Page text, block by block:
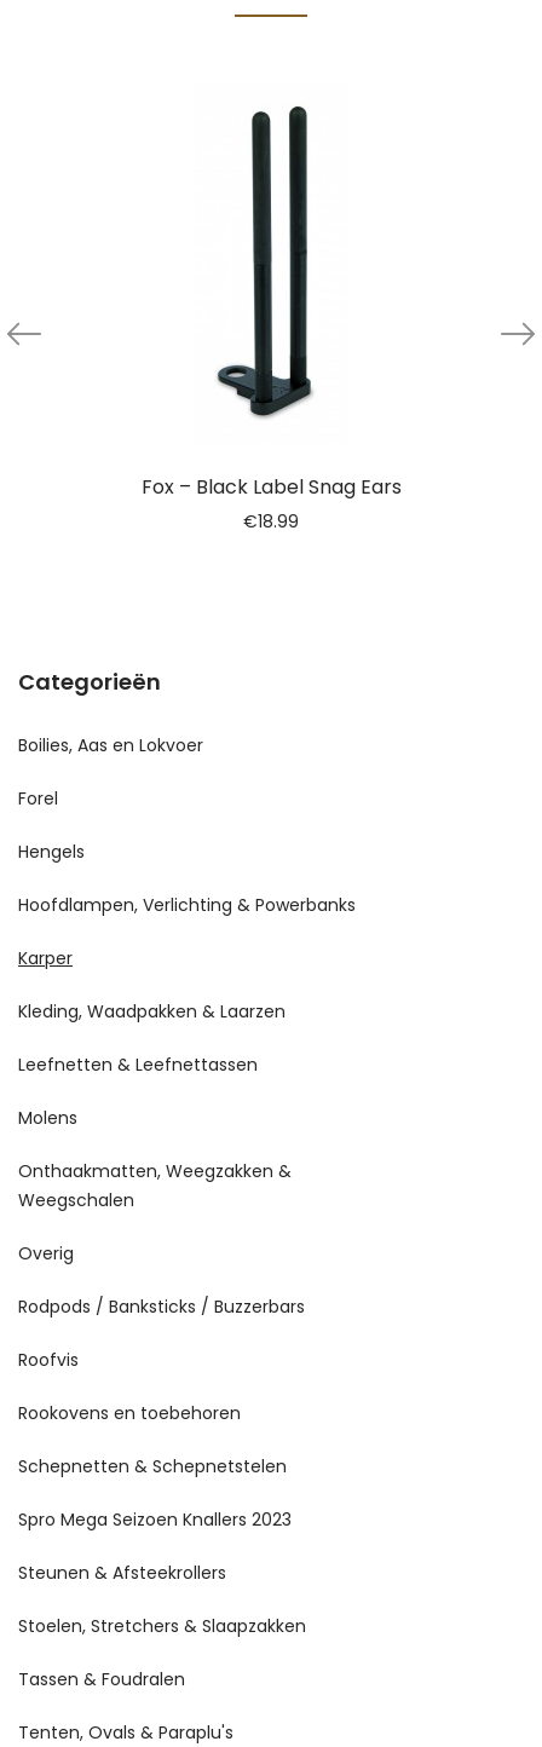
Fox – Black Label Snag Ears
€18.99
Categorieën
Boilies, Aas en Lokvoer
Forel
Hengels
Hoofdlampen, Verlichting & Powerbanks
Karper
Kleding, Waadpakken & Laarzen
Leefnetten & Leefnettassen
Molens
Onthaakmatten, Weegzakken &
Weegschalen
Overig
Rodpods / Banksticks / Buzzerbars
Roofvis
Rookovens en toebehoren
Schepnetten & Schepnetstelen
Spro Mega Seizoen Knallers 2023
Steunen & Afsteekrollers
Stoelen, Stretchers & Slaapzakken
Tassen & Foudralen
Tenten, Ovals & Paraplu's